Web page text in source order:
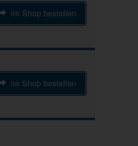
im Shop bestellen
im Shop bestellen